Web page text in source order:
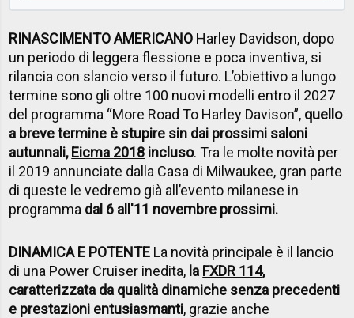
RINASCIMENTO AMERICANO Harley Davidson, dopo
un periodo di leggera flessione e poca inventiva, si
rilancia con slancio verso il futuro. L’obiettivo a lungo
termine sono gli oltre 100 nuovi modelli entro il 2027
del programma “More Road To Harley Davison”, quello
a breve termine è stupire sin dai prossimi saloni
autunnali,Eicma 2018 incluso. Tra le molte novità per
il 2019 annunciate dalla Casa di Milwaukee, gran parte
di queste le vedremo già all’evento milanese in
programma dal 6 all'11 novembre prossimi.
DINAMICA E POTENTE La novità principale è il lancio
di una Power Cruiser inedita, la FXDR 114,
caratterizzata da qualità dinamiche senza precedenti
e prestazioni entusiasmanti, grazie anche